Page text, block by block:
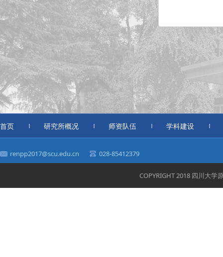
首页 研究所概况 师资队伍 学科建设
renpp2017@scu.edu.cn 028-85412379
COPYRIGHT 2018 四川大学